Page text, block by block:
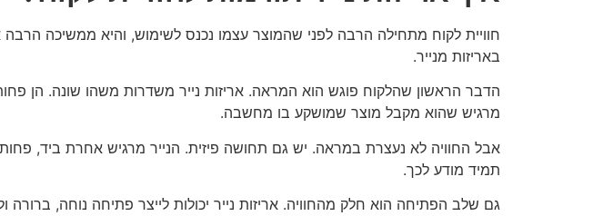
חוויית לקוח מתחילה הרבה לפני שהמוצר עצמו נכנס לשימוש, והיא ממשיכה
באריזות מנייר.
הדבר הראשון שהלקוח פוגש הוא המראה. אריזות נייר משדרות משהו שונה. הן פחות
מרגיש שהוא מקבל מוצר שמושקע בו מחשבה.
אבל החוויה לא נעצרת במראה. יש גם תחושה פיזית. הנייר מרגיש אחרת ביד,
תמיד מודע לכך.
גם שלב הפתיחה הוא חלק מהחוויה. אריזות נייר יכולות לייצר פתיחה נוחה, ברורה